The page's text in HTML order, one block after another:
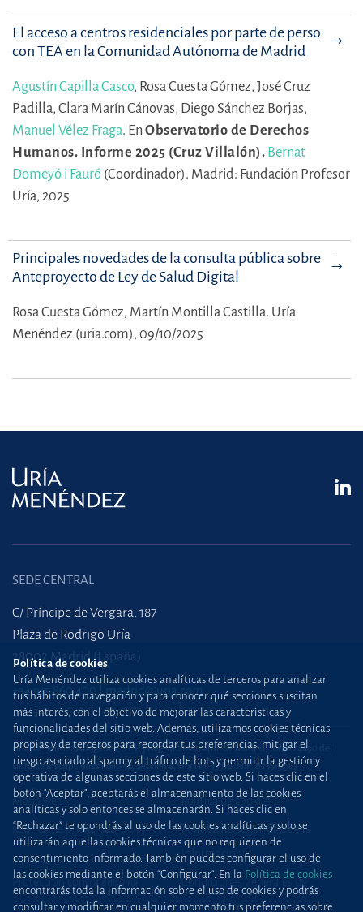
El acceso a centros residenciales por parte de personas
con TEA en la Comunidad Autónoma de Madrid
Agustín Capilla Casco, Rosa Cuesta Gómez, José Cruz
Padilla, Clara Marín Cánovas, Diego Sánchez Borjas,
Manuel Vélez Fraga. EnObservatorio de Derechos
Humanos. Informe 2025 (Cruz Villalón). Bernat
Domeyó i Fauró (Coordinador). Madrid: Fundación Profesor
Uría, 2025
Principales novedades de la consulta pública sobre el
Anteproyecto de Ley de Salud Digital
Rosa Cuesta Gómez, Martín Montilla Castilla. Uría
Menéndez (uria.com), 09/10/2025
SEDE CENTRAL
C/ Príncipe de Vergara, 187
Plaza de Rodrigo Uría
28002 Madrid (España)
+34 915 860 400 madrid@uria.com
Uría Menéndez Abogados, S.L.P. | Registro Mercantil de Madrid, Tomo 24490 del
Libro de Inscripciones Folio 42, Sección 8, Hoja M-43976. NIF: B28563963
Mapa web Política de cookies
Política de privacidad
Política de Seguridad de la
Información
Protección contraphishing
Condiciones generales de
contratación
Política de cookies
Uría Menéndez utiliza cookies analíticas de terceros para analizar
tus hábitos de navegación y para conocer qué secciones suscitan
más interés, con el objetivo de mejorar las características y
funcionalidades del sitio web. Además, utilizamos cookies técnicas
propias y de terceros para recordar tus preferencias, mitigar el
riesgo asociado al spam y al tráfico de bots y permitir la gestión y
operativa de algunas secciones de este sitio web. Si haces clic en el
botón "Aceptar", aceptarás el almacenamiento de las cookies
analíticas y solo entonces se almacenarán. Si haces clic en
“Rechazar” te opondrás al uso de las cookies analíticas y solo se
utilizarán aquellas cookies técnicas que no requieren de
consentimiento informado. También puedes configurar el uso de
las cookies mediante el botón "Configurar". En la Política de cookies
encontrarás toda la información sobre el uso de cookies y podrás
consultar y modificar en cualquier momento tus preferencias sobre